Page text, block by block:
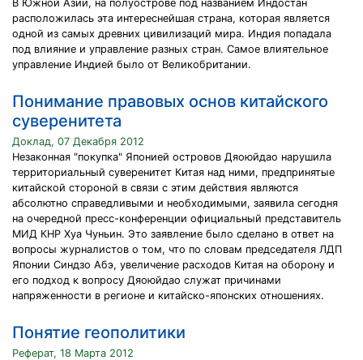
В Южной Азии, на полуострове под названием Индостан
расположилась эта интереснейшая страна, которая является
одной из самых древних цивилизаций мира. Индия попадала
под влияние и управление разных стран. Самое влиятельное
управление Индией было от Великобритании.
Понимание правовых основ китайского
суверенитета
Доклад, 07 Декабря 2012
Незаконная "покупка" Японией островов Дяоюйдао нарушила
территориальный суверенитет Китая над ними, предпринятые
китайской стороной в связи с этим действия являются
абсолютно справедливыми и необходимыми, заявила сегодня
на очередной пресс-конференции официальный представитель
МИД КНР Хуа Чуньин. Это заявление было сделано в ответ на
вопросы журналистов о том, что по словам председателя ЛДП
Японии Синдзо Абэ, увеличение расходов Китая на оборону и
его подход к вопросу Дяоюйдао служат причинами
напряженности в регионе и китайско-японских отношениях.
Понятие геополитики
Реферат, 18 Марта 2012